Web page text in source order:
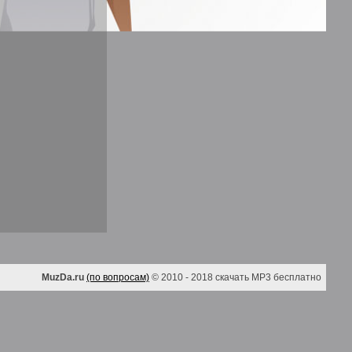
MuzDa.ru (по вопросам) © 2010 - 2018 скачать MP3 бесплатно